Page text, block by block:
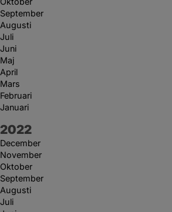
September
Augusti
Juli
Juni
Maj
April
Mars
Februari
Januari
År:
2022
December
November
Oktober
September
Augusti
Juli